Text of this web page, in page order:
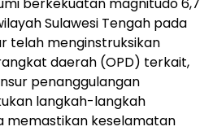
Sulawesi Tengah pada
telah menginstruksikan
daerah (OPD) terkait,
penanggulangan
langkah-langkah
memastikan keselamatan